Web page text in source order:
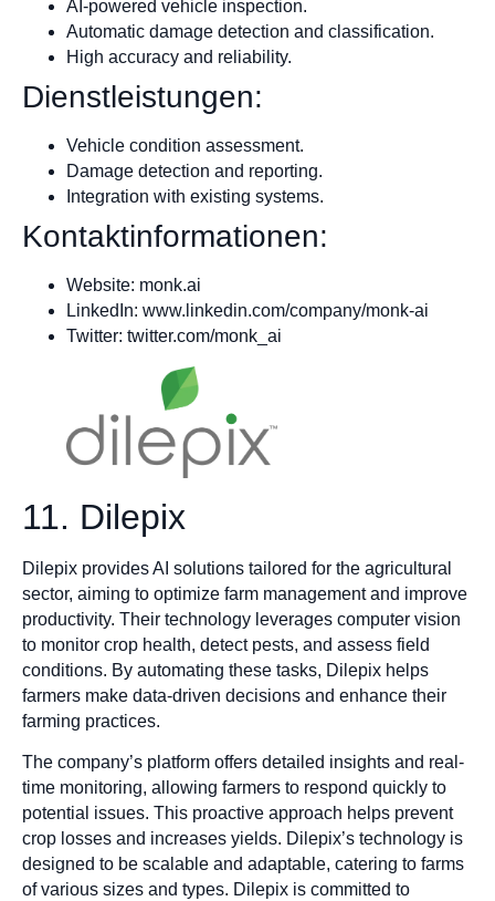
AI-powered vehicle inspection.
Automatic damage detection and classification.
High accuracy and reliability.
Dienstleistungen:
Vehicle condition assessment.
Damage detection and reporting.
Integration with existing systems.
Kontaktinformationen:
Website: monk.ai
LinkedIn: www.linkedin.com/company/monk-ai
Twitter: twitter.com/monk_ai
11. Dilepix
Dilepix provides AI solutions tailored for the agricultural
sector, aiming to optimize farm management and improve
productivity. Their technology leverages computer vision
to monitor crop health, detect pests, and assess field
conditions. By automating these tasks, Dilepix helps
farmers make data-driven decisions and enhance their
farming practices.
The company’s platform offers detailed insights and real-
time monitoring, allowing farmers to respond quickly to
potential issues. This proactive approach helps prevent
crop losses and increases yields. Dilepix’s technology is
designed to be scalable and adaptable, catering to farms
of various sizes and types. Dilepix is committed to